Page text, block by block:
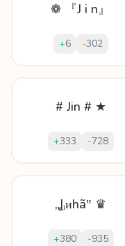
❁ 『J i n』
+6 -302
# Jin # ★
+333 -728
„Ʝᵢᴎhã‟ ♛
+380 -935